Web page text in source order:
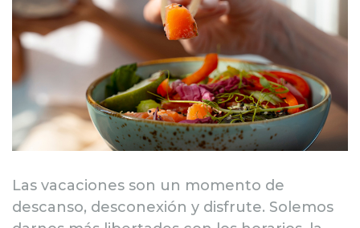
Las vacaciones son un momento de
descanso, desconexión y disfrute. Solemos